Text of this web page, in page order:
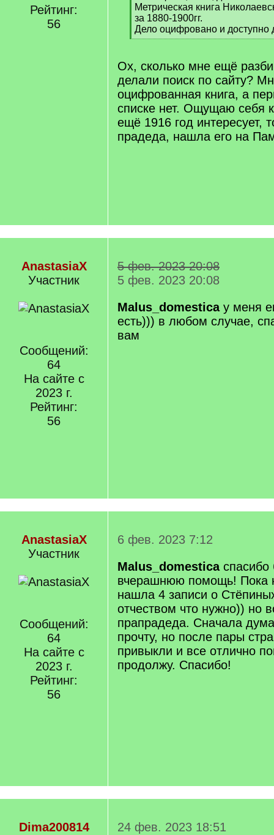
Рейтинг:
56
Метрическая книга
за 1880-1900гг.
Дело оцифровано и доступно
[
]
Ох, сколько мне ещё
делали поиск по сайту?
оцифрованная книга, а
списке нет. Ощущаю себя
ещё 1916 год интересует,
прадеда, нашла его на
AnastasiaX
Участник
Сообщений:
64
На сайте с
2023 г.
Рейтинг:
56
5 фев. 2023 20:08
5 фев. 2023 20:08
Malus_domesticaу меня
есть))) в любом случае,
вам
AnastasiaX
Участник
Сообщений:
64
На сайте с
2023 г.
Рейтинг:
56
6 фев. 2023 7:12
Malus_domesticaспасибо
вчерашнюю помощь! Пока
нашла 4 записи о
отчеством что нужно)) но
прапрадеда. Сначала
прочту, но после пары
привыкли и все отлично
продолжу. Спасибо!
Dima200814
24 фев. 2023 18:51